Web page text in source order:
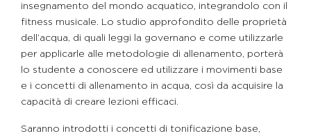
insegnamento del mondo acquatico, integrandolo con il
fitness musicale. Lo studio approfondito delle proprietà
dell’acqua, di quali leggi la governano e come utilizzarle
per applicarle alle metodologie di allenamento, porterà
lo studente a conoscere ed utilizzare i movimenti base
e i concetti di allenamento in acqua, così da acquisire la
capacità di creare lezioni efficaci.
Saranno introdotti i concetti di tonificazione base,